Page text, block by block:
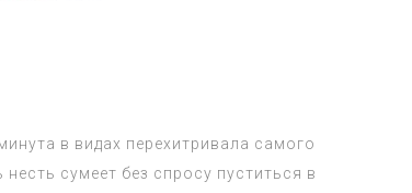
в видах перехитривала самого
сумеет без спросу пуститься в